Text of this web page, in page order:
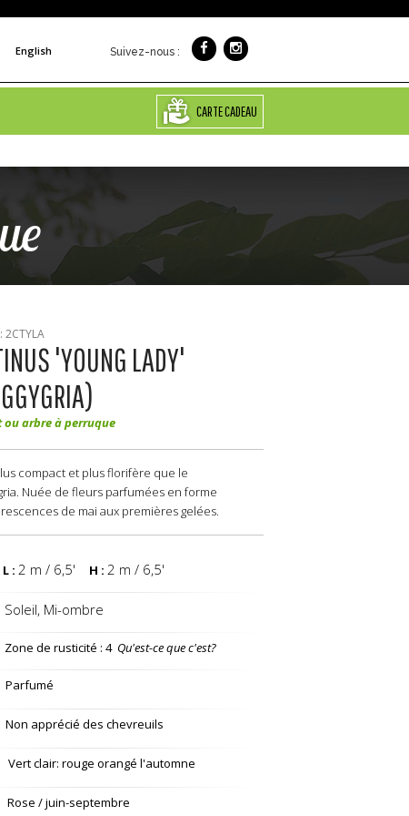
English Suivez-nous :
CARTE CADEAU
2CTYLA
'YOUNG LADY'
ou arbre à perruque
compact et plus florifère que le
Nuée de fleurs parfumées en forme
de mai aux premières gelées.
L : 2 m / 6,5' H : 2 m / 6,5'
Soleil, Mi-ombre
Zone de rusticité : 4Qu'est-ce que c'est?
Parfumé
Non apprécié des chevreuils
Vert clair: rouge orangé l'automne
Rose / juin-septembre